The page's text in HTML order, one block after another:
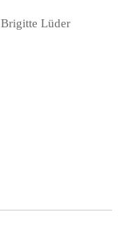
Brigitte Lüder